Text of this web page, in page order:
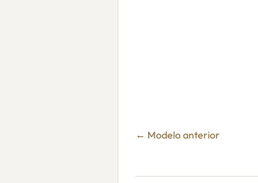
← Modelo anterior